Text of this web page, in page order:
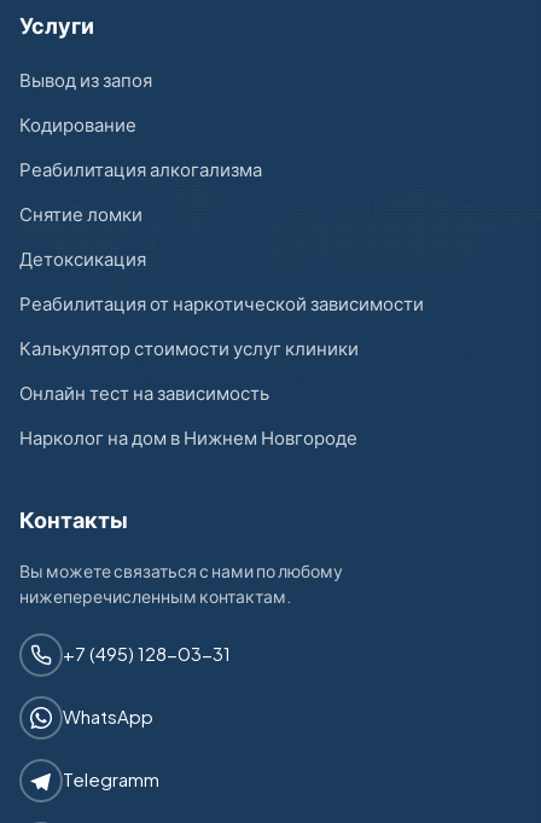
Услуги
Вывод из запоя
Кодирование
Реабилитация алкогализма
Снятие ломки
Детоксикация
Реабилитация от наркотической зависимости
Калькулятор стоимости услуг клиники
Онлайн тест на зависимость
Нарколог на дом в Нижнем Новгороде
Контакты
Вы можете связаться с нами по любому
нижеперечисленным контактам.
+7 (495) 128-03-31
WhatsApp
Telegramm